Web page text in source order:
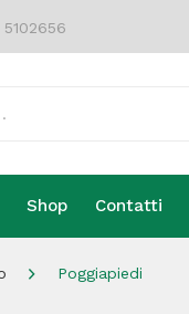
Shop Contatti
Shop Contatti
Poggiapiedi